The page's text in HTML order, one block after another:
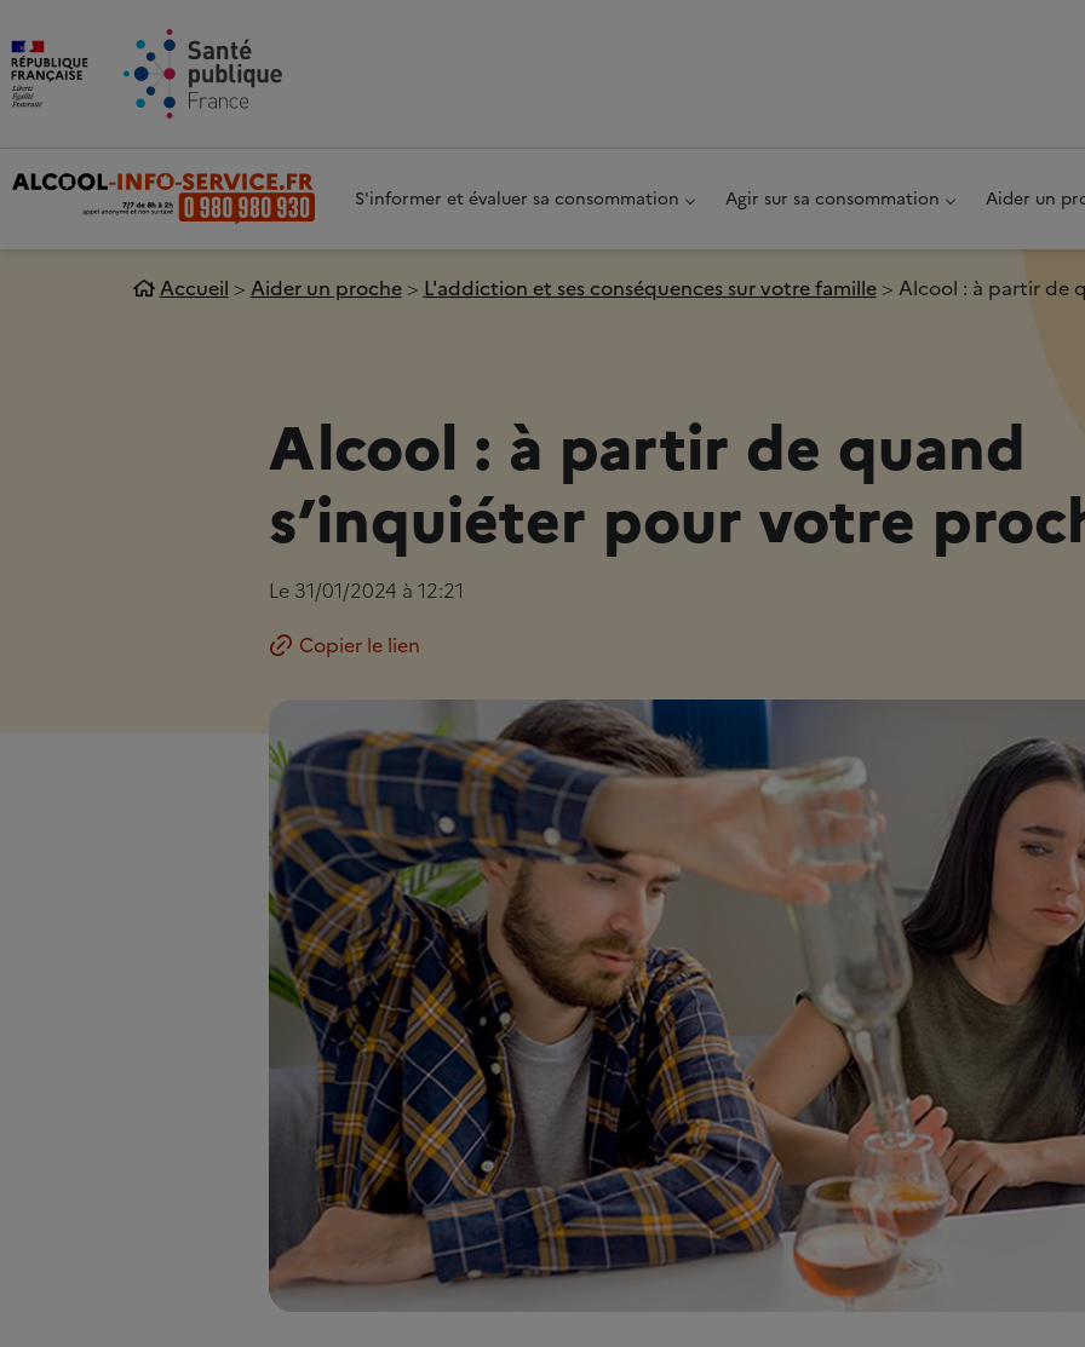
S'informer et évaluer sa consommation Agir sur sa consommation Aider un
Accueil Aider un proche L'addiction et ses conséquences sur votre famille Alcool : à partir de
Alcool : à partir de quand
s’inquiéter pour votre
Le 31/01/2024 à 12:21
Copier le lien